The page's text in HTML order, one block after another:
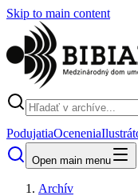
Skip to main content
PodujatiaOcenenia
Open main menu
Archív